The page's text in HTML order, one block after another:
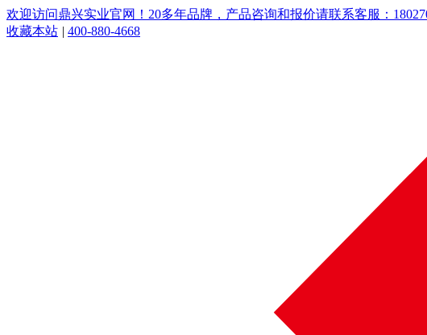
欢迎访问鼎兴实业官网！20多年品牌，产品咨询和报价请联系客服：
收藏本站 | 400-880-4668